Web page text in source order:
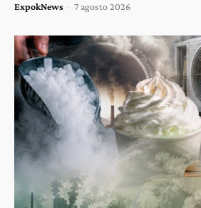
ExpokNews - 7 agosto 2026